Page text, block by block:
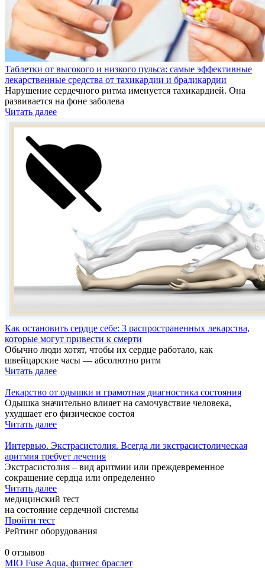
Таблетки от высокого и низкого пульса: самые эффективные
лекарственные средства от тахикардии и брадикардии
Нарушение сердечного ритма именуется тахикардией. Она
развивается на фоне заболева
Читать далее
Как остановить сердце себе: 3 распространенных лекарства,
которые могут привести к смерти
Обычно люди хотят, чтобы их сердце работало, как
швейцарские часы — абсолютно ритм
Читать далее
Лекарство от одышки и грамотная диагностика состояния
Одышка значительно влияет на самочувствие человека,
ухудшает его физическое состоя
Читать далее
Интервью. Экстрасистолия. Всегда ли экстрасистолическая
аритмия требует лечения
Экстрасистолия – вид аритмии или преждевременное
сокращение сердца или определенно
Читать далее
медицинский тест
на состояние сердечной системы
Пройти тест
Рейтинг оборудования
0 отзывов
MIO Fuse Aqua, фитнес браслет